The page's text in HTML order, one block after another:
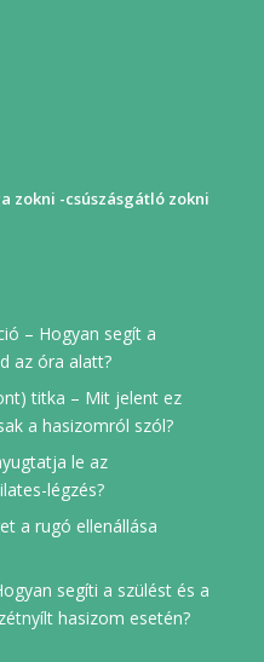
zokni -csúszásgátló zokni
– Hogyan segít a
az óra alatt?
titka – Mit jelent ez
a hasizomról szól?
le az
légzés?
a rugó ellenállása
segíti a szülést és a
hasizom esetén?